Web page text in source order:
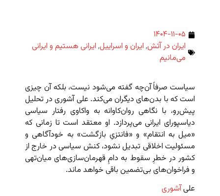
۱۴۰۴-۱۱-۰۵
ایران در آتش, ایران و اسراییل, ایرانی هستیم و ایرانی
می‌مانیم
سیاست صرفاً آن‌چه گفته می‌شود نیست، بلکه آن چیزی
است که با بدن‌های دیگران می‌کند. علی آشوری در تحلیل
پیش‌رو، با نگاهی روان‌کاوانه به واکاوی رفتار سیاسی
دیاسپورای ایرانی می‌پردازد. او معتقد است تا زمانی که
«میل به انتقام» و «فانتزیِ بازگشت» به خودآگاهی و
مسئولیت اخلاقی تبدیل نشود، کنش سیاسی در خارج از
کشور در خطرِ سقوط به دامِ قهرمان‌سازی‌های میان‌تهی
و فراخوان‌های بی‌تضمین باقی خواهد ماند.
علیآشوری